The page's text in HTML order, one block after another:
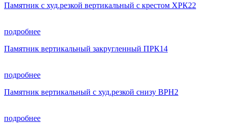
Памятник с худ.резкой вертикальный с крестом ХРК22
подробнее
Памятник вертикальный закругленный ПРК14
подробнее
Памятник вертикальный с худ.резкой снизу ВРН2
подробнее